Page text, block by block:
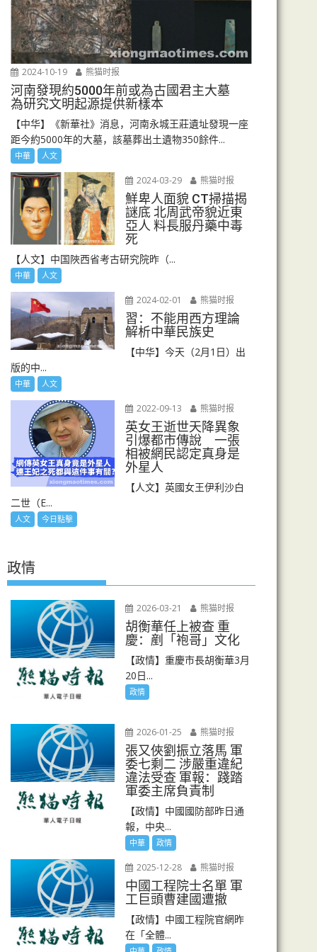
2024-10-19 熊猫时报
河南發現約5000年前或為古國君主大墓
為研究文明起源提供新樣本
【中华】《新華社》消息，河南永城王莊遺址發現一座
距今約5000年的大墓，該墓葬出土遺物350餘件...
中華 人文
2024-03-29 熊猫时报
鮮卑人面貌 CT掃描揭
謎底 北周武帝貌近東
亞人 料長服丹藥中毒
死
【人文】中国陜西省考古研究院昨（...
中華 人文
2024-02-01 熊猫时报
習：不能用西方理論
解析中華民族史
【中华】今天（2月1日）出
版的中...
中華 人文
2022-09-13 熊猫时报
英女王逝世天降異象
引爆都市傳說 一張
相被網民認定真身是
外星人
【人文】英國女王伊利沙白
二世（E...
人文 今日點擊
政情
2026-03-21 熊猫时报
胡衡華任上被查 重
慶：剷「袍哥」文化
【政情】重慶市長胡衡華3月
20日...
政情
2026-01-25 熊猫时报
張又俠劉振立落馬 軍
委七剩二 涉嚴重違紀
違法受查 軍報：踐踏
軍委主席負責制
【政情】中國國防部昨日通
報，中央...
中華 政情
2025-12-28 熊猫时报
中國工程院士名單 軍
工巨頭曹建國遭撤
【政情】中國工程院官網昨
在「全體...